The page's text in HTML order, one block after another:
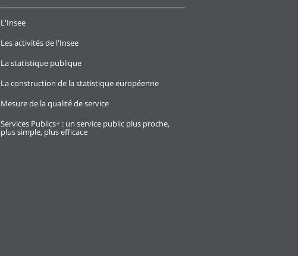
L'Insee
Les activités de l'Insee
La statistique publique
La construction de la statistique européenne
Mesure de la qualité de service
Services Publics+ : un service public plus proche,
plus simple, plus efficace